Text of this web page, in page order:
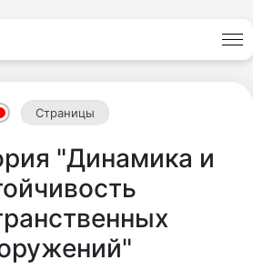
Страницы
"Динамика и